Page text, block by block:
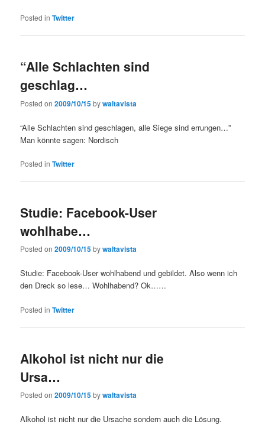
Posted in Twitter
“Alle Schlachten sind
geschlag…
Posted on2009/10/15bywaltavista
“Alle Schlachten sind geschlagen, alle Siege sind errungen…”
Man könnte sagen: Nordisch
Posted in Twitter
Studie: Facebook-User
wohlhabe…
Posted on2009/10/15bywaltavista
Studie: Facebook-User wohlhabend und gebildet. Also wenn ich
den Dreck so lese… Wohlhabend? Ok……
Posted in Twitter
Alkohol ist nicht nur die
Ursa…
Posted on2009/10/15bywaltavista
Alkohol ist nicht nur die Ursache sondern auch die Lösung.